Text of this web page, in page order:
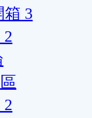
箱 3
2
2